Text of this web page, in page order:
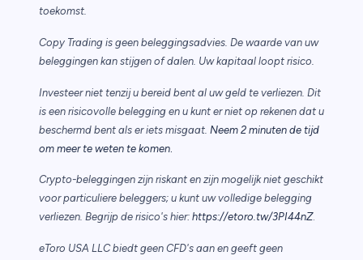
toekomst.
Copy Trading is geen beleggingsadvies. De waarde van uw
beleggingen kan stijgen of dalen. Uw kapitaal loopt risico.
Investeer niet tenzij u bereid bent al uw geld te verliezen. Dit
is een risicovolle belegging en u kunt er niet op rekenen dat u
beschermd bent als er iets misgaat. Neem 2 minuten de tijd
om meer te weten te komen.
Crypto-beleggingen zijn riskant en zijn mogelijk niet geschikt
voor particuliere beleggers; u kunt uw volledige belegging
verliezen. Begrijp de risico's hier: https://etoro.tw/3PI44nZ.
eToro USA LLC biedt geen CFD's aan en geeft geen